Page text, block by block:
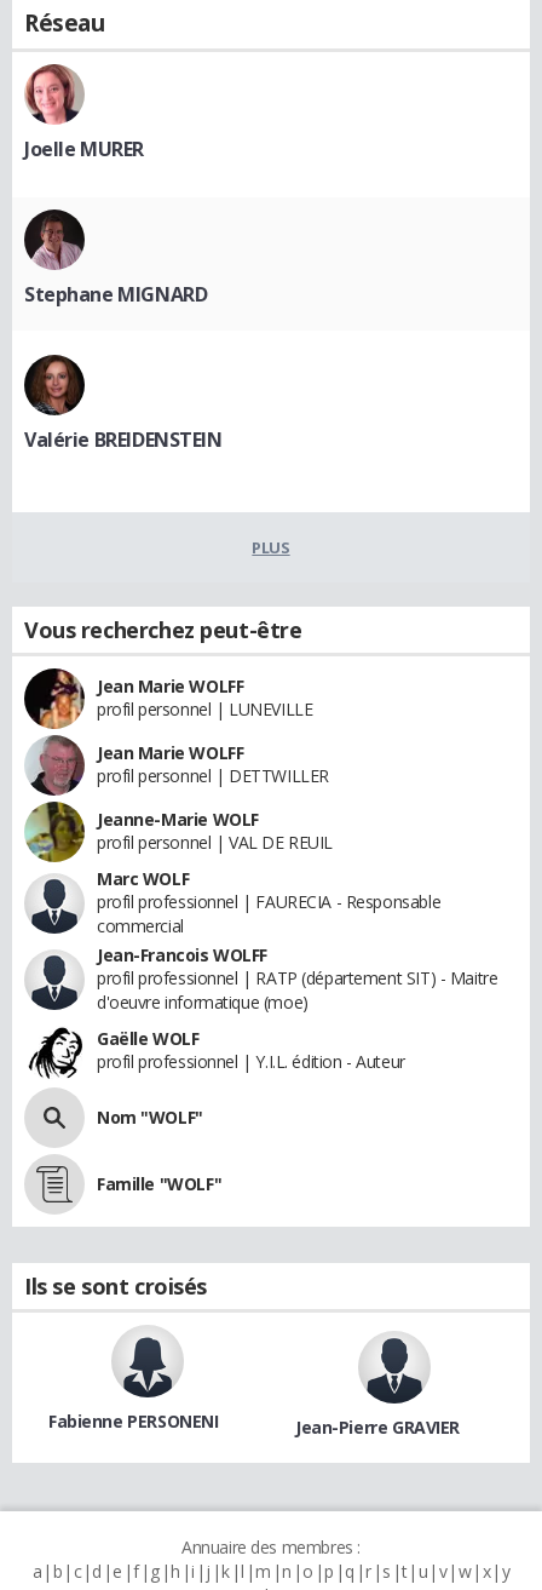
Réseau
Joelle MURER
Stephane MIGNARD
Valérie BREIDENSTEIN
PLUS
Vous recherchez peut-être
Jean Marie WOLFF
profil personnel | LUNEVILLE
Jean Marie WOLFF
profil personnel | DETTWILLER
Jeanne-Marie WOLF
profil personnel | VAL DE REUIL
Marc WOLF
profil professionnel | FAURECIA - Responsable
commercial
Jean-Francois WOLFF
profil professionnel | RATP (département SIT) - Maitre
d'oeuvre informatique (moe)
Gaëlle WOLF
profil professionnel | Y.I.L. édition - Auteur
Nom "WOLF"
Famille "WOLF"
Ils se sont croisés
Fabienne PERSONENI Jean-Pierre GRAVIER
Annuaire des membres :
a b c d e f g h i j k l m n o p q r s t u v w x y